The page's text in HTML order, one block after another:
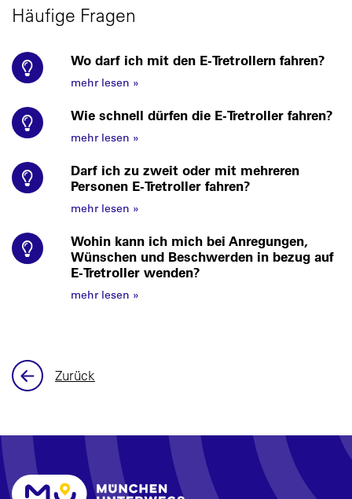
Häufige Fragen
Wo darf ich mit den E-Tretrollern fahren?
mehr lesen »
Wie schnell dürfen die E-Tretroller fahren?
mehr lesen »
Darf ich zu zweit oder mit mehreren
Personen E-Tretroller fahren?
mehr lesen »
Wohin kann ich mich bei Anregungen,
Wünschen und Beschwerden in bezug auf
E-Tretroller wenden?
mehr lesen »
Zurück